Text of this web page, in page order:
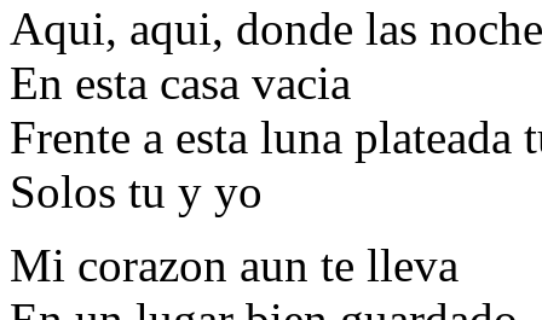
Aqui, aqui, donde las
En esta casa vacia
Frente a esta luna plateada
Solos tu y yo
Mi corazon aun te lleva